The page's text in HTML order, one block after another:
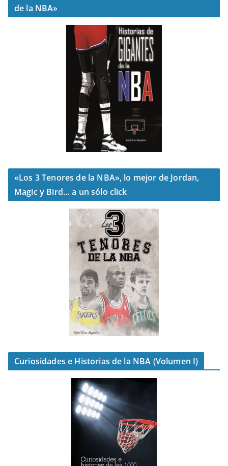
de la NBA»
«Los 3 Tenores de la NBA», lo mejor de Jordan,
Magic y Bird… a un sólo click
Curiosidades e Historias de la NBA (Volumen I)